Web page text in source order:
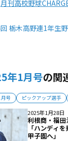
月刊高校野球
栃木高野連1年生
年1月号の関
号 ピックアップ選手
2025年1月28日
利根商・福
「ハンディ
甲子園へ」